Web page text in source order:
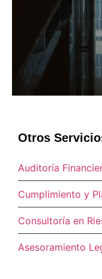
Otros
Auditoría
Cumplimiento y
Consultoría en
Asesoramiento